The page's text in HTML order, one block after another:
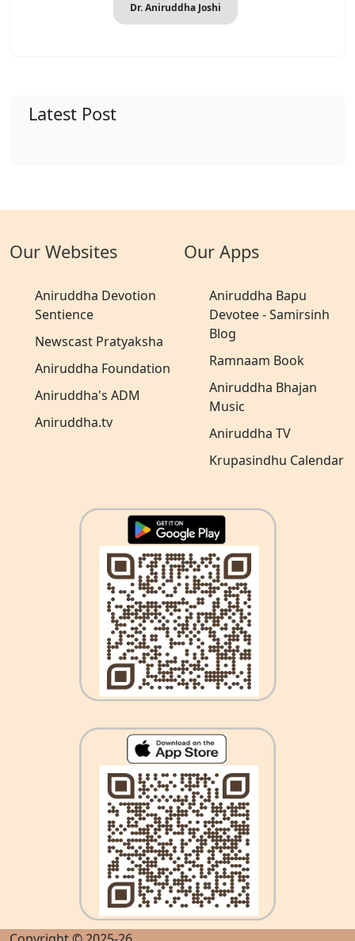
Dr. Aniruddha Joshi
Latest Post
Our Websites
Aniruddha Devotion
Sentience
Newscast Pratyaksha
Aniruddha Foundation
Aniruddha's ADM
Aniruddha.tv
Our Apps
Aniruddha Bapu
Devotee - Samirsinh
Blog
Ramnaam Book
Aniruddha Bhajan
Music
Aniruddha TV
Krupasindhu Calendar